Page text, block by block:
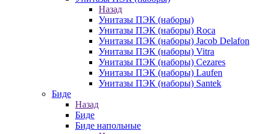
Назад
Унитазы ПЭК (наборы)
Унитазы ПЭК (наборы) Roca
Унитазы ПЭК (наборы) Jacob Delafon
Унитазы ПЭК (наборы) Vitra
Унитазы ПЭК (наборы) Cezares
Унитазы ПЭК (наборы) Laufen
Унитазы ПЭК (наборы) Santek
Биде
Назад
Биде
Биде напольные